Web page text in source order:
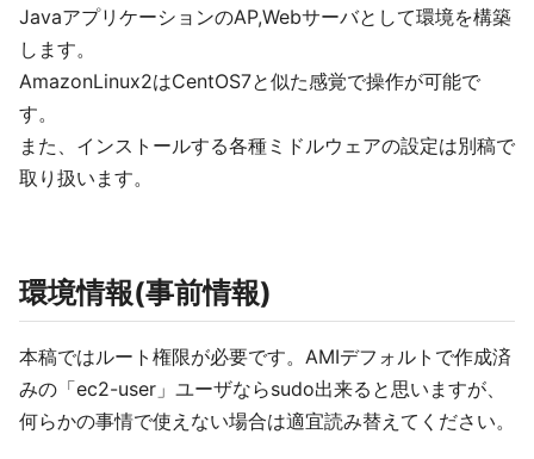
JavaアプリケーションのAP,Webサーバとして環境を構築
します。
AmazonLinux2はCentOS7と似た感覚で操作が可能で
す。
また、インストールする各種ミドルウェアの設定は別稿で
取り扱います。
環境情報(事前情報)
本稿ではルート権限が必要です。AMIデフォルトで作成済
みの「ec2-user」ユーザならsudo出来ると思いますが、
何らかの事情で使えない場合は適宜読み替えてください。